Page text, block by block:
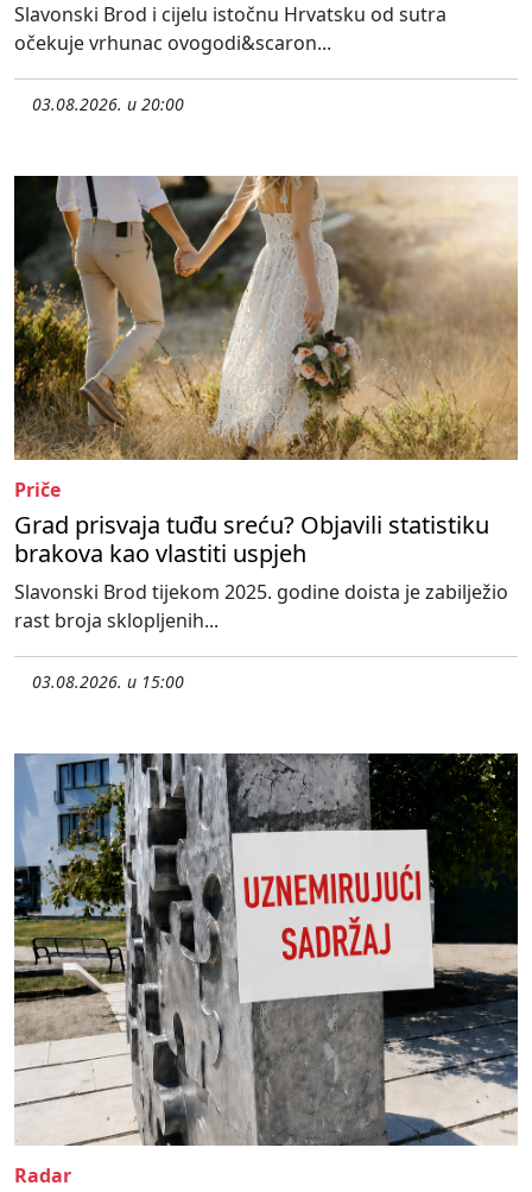
Slavonski Brod i cijelu istočnu Hrvatsku od sutra
očekuje vrhunac ovogodi&scaron...
03.08.2026. u 20:00
Priče
Grad prisvaja tuđu sreću? Objavili statistiku
brakova kao vlastiti uspjeh
Slavonski Brod tijekom 2025. godine doista je zabilježio
rast broja sklopljenih...
03.08.2026. u 15:00
Radar